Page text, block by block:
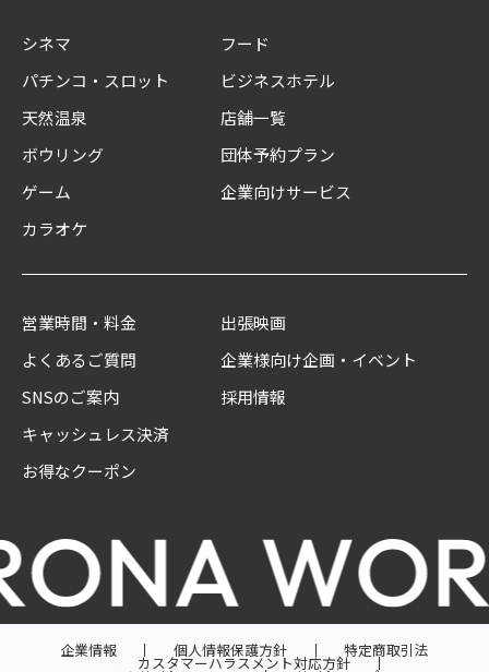
シネマ
パチンコ・スロット
天然温泉
ボウリング
ゲーム
カラオケ
フード
ビジネスホテル
店舗一覧
団体予約プラン
企業向けサービス
営業時間・料金
よくあるご質問
SNSのご案内
キャッシュレス決済
お得なクーポン
出張映画
企業様向け企画・イベント
採用情報
企業情報 個人情報保護方針 特定商取引法
カスタマーハラスメント対応方針